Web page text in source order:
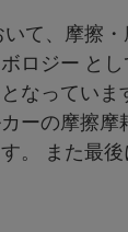
て、摩擦
ロジー と
なってい
ーの摩擦
。 また最